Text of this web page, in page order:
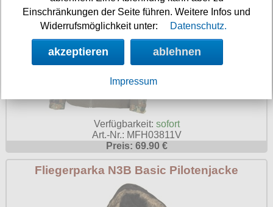
Verfügbarkeit: sofort
Art.-Nr.: MFH03811V
Preis: 69.90 €
Fliegerparka N3B Basic Pilotenjacke
Einschränkungen der Seite führen. Weitere Infos und
Widerrufsmöglichkeit unter:
Datenschutz.
akzeptieren ablehnen
Impressum